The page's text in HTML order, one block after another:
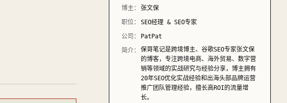
博主：
张文保
职位：
SEO经理 & SEO专家
公司：
PatPat
简介：
保哥笔记是跨境博主、谷歌SEO专家张文保
的博客，专注跨境电商、海外贸易、数字营
销等领域的实战研究与经验分享，博主拥有
20年SEO优化实战经验和出海头部品牌运营
推广团队管理经验，擅长高ROI的流量增
长。